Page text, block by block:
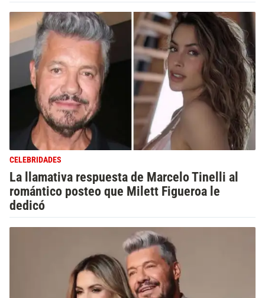
CELEBRIDADES
La llamativa respuesta de Marcelo Tinelli al
romántico posteo que Milett Figueroa le
dedicó